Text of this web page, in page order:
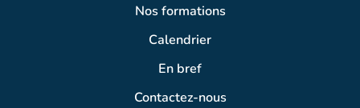
Nos formations
Calendrier
En bref
Contactez-nous